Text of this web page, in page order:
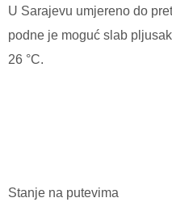
U Sarajevu umjereno do
podne je moguć slab
26 °C.
Stanje na putevima